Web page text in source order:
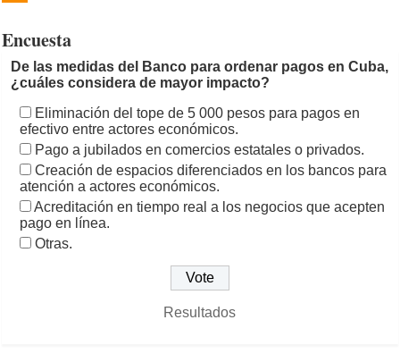
Encuesta
De las medidas del Banco para ordenar pagos en Cuba,
¿cuáles considera de mayor impacto?
Eliminación del tope de 5 000 pesos para pagos en
efectivo entre actores económicos.
Pago a jubilados en comercios estatales o privados.
Creación de espacios diferenciados en los bancos para
atención a actores económicos.
Acreditación en tiempo real a los negocios que acepten
pago en línea.
Otras.
Resultados